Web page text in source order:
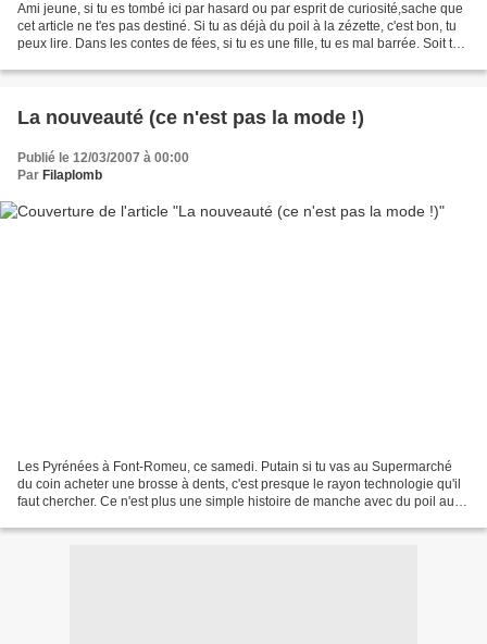
Ami jeune, si tu es tombé ici par hasard ou par esprit de curiosité,sache que
cet article ne t'es pas destiné. Si tu as déjà du poil à la zézette, c'est bon, tu
peux lire. Dans les contes de fées, si tu es une fille, tu es mal barrée. Soit tu
La nouveauté (ce n'est pas la mode !)
Publié le 12/03/2007 à 00:00
Par Filaplomb
Les Pyrénées à Font-Romeu, ce samedi. Putain si tu vas au Supermarché
du coin acheter une brosse à dents, c'est presque le rayon technologie qu'il
faut chercher. Ce n'est plus une simple histoire de manche avec du poil au